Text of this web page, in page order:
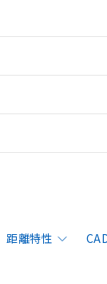
距離特性